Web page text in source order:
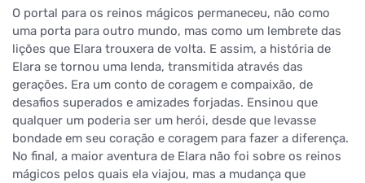
O portal para os reinos mágicos permaneceu, não como
uma porta para outro mundo, mas como um lembrete das
lições que Elara trouxera de volta. E assim, a história de
Elara se tornou uma lenda, transmitida através das
gerações. Era um conto de coragem e compaixão, de
desafios superados e amizades forjadas. Ensinou que
qualquer um poderia ser um herói, desde que levasse
bondade em seu coração e coragem para fazer a diferença.
No final, a maior aventura de Elara não foi sobre os reinos
mágicos pelos quais ela viajou, mas a mudança que